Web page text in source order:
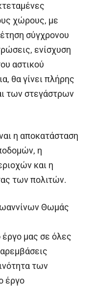
χώρους, με
σύγχρονου
ενίσχυση
αστικού
θα γίνει πλήρης
των στεγάστρων
η αποκατάσταση
η
και η
των πολιτών.
Θωμάς
έργο μας σε όλες
των
έργο